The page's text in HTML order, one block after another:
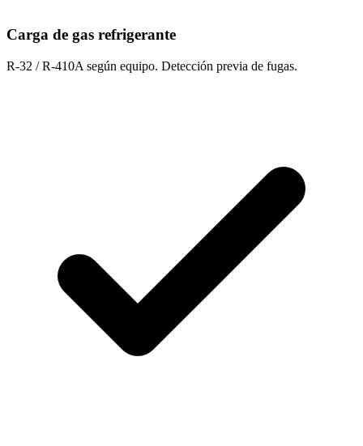
Carga de gas refrigerante
R-32 / R-410A según equipo. Detección previa de fugas.